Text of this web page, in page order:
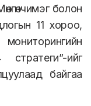
болон
11 хороо,
мониторингийн
ийг
байгаа